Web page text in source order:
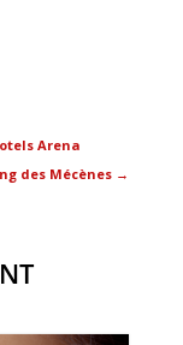
Arena
des Mécènes →